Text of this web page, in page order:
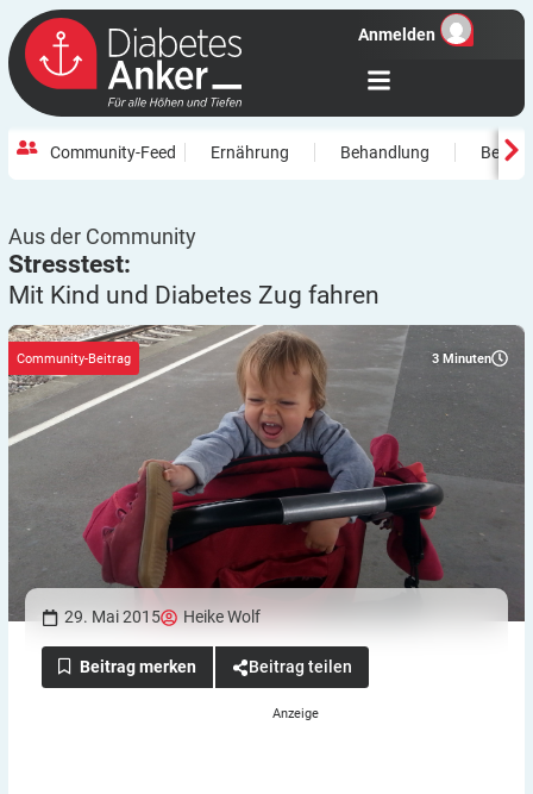
Anmelden
Community-Feed Ernährung Behandlung
Aus der Community
Stresstest:
Mit Kind und Diabetes Zug fahren
3 Minuten
Community-Beitrag
29. Mai 2015 Heike Wolf
Beitrag teilen